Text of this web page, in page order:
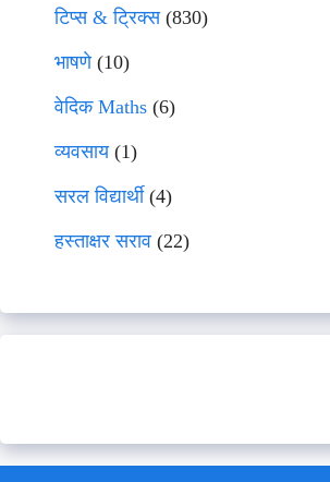
टिप्स & ट्रिक्स(830)
भाषणे(10)
वेदिक Maths (6)
व्यवसाय(1)
सरल विद्यार्थी(4)
हस्ताक्षर सराव (22)